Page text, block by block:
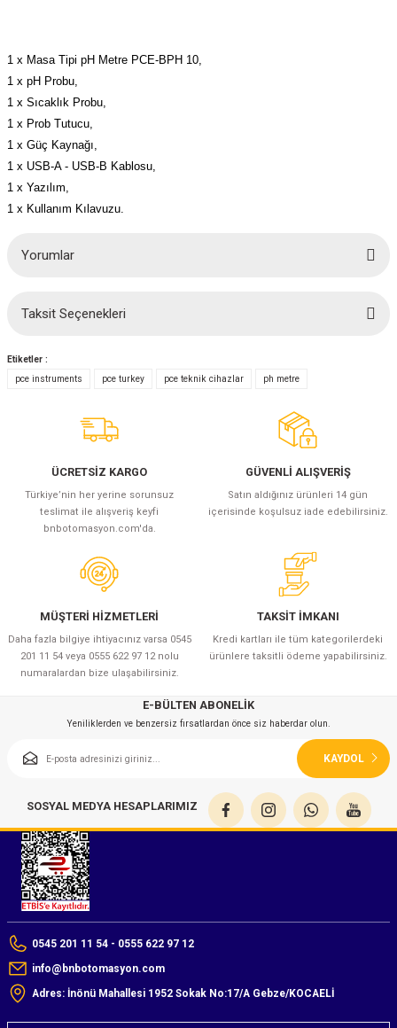
1 x Masa Tipi pH Metre PCE-BPH 10,
1 x pH Probu,
1 x Sıcaklık Probu,
1 x Prob Tutucu,
1 x Güç Kaynağı,
1 x USB-A - USB-B Kablosu,
1 x Yazılım,
1 x Kullanım Kılavuzu.
Yorumlar
Bu ürüne ilk yorumu siz yapın!
Yorum Yaz
Taksit Seçenekleri
Etiketler :
pce instruments
pce turkey pce teknik cihazlar ph metre
ÜCRETSİZ KARGO
Türkiye’nin her yerine sorunsuz
teslimat ile alışveriş keyfi
bnbotomasyon.com'da.
GÜVENLİ ALIŞVERİŞ
Satın aldığınız ürünleri 14 gün
içerisinde koşulsuz iade edebilirsiniz.
MÜŞTERİ HİZMETLERİ
Daha fazla bilgiye ihtiyacınız varsa 0545
201 11 54 veya 0555 622 97 12 nolu
numaralardan bize ulaşabilirsiniz.
TAKSİT İMKANI
Kredi kartları ile tüm kategorilerdeki
ürünlere taksitli ödeme yapabilirsiniz.
E-BÜLTEN ABONELİK
Yeniliklerden ve benzersiz fırsatlardan önce siz haberdar olun.
KAYDOL
SOSYAL MEDYA HESAPLARIMIZ
0545 201 11 54 - 0555 622 97 12
info@bnbotomasyon.com
Adres: İnönü Mahallesi 1952 Sokak No:17/A Gebze/KOCAELİ